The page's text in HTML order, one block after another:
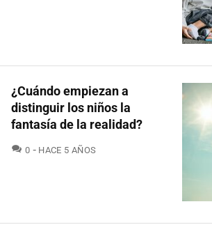
¿Cuándo empiezan a
distinguir los niños la
fantasía de la realidad?
0 COMENTARIOS
HACE 5 AÑOS